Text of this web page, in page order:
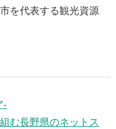
を代表する観光資源
-
む長野県のネットス